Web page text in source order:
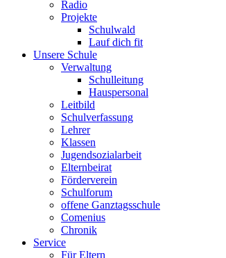
Radio
Projekte
Schulwald
Lauf dich fit
Unsere Schule
Verwaltung
Schulleitung
Hauspersonal
Leitbild
Schulverfassung
Lehrer
Klassen
Jugendsozialarbeit
Elternbeirat
Förderverein
Schulforum
offene Ganztagsschule
Comenius
Chronik
Service
Für Eltern